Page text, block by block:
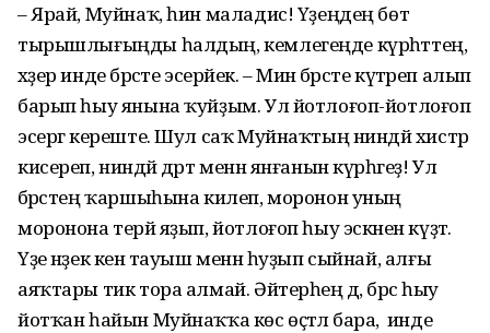
– Ярай, Муйнаҡ, һин маладис! Үҙеңдең бөтә
тырышлығыңды һалдың, кемлегеңде күрһәттең,
хәҙер инде бәрәсте эсерәйек. – Мин бәрәсте күтәреп алып
барып һыу янына ҡуйҙым. Ул йотлоғоп-йотлоғоп
эсергә кереште. Шул саҡ Муйнаҡтың ниндәй хистәр
кисереп, ниндәй дәрт менән янғанын күрһәгеҙ! Ул
бәрәстең ҡаршыһына килеп, моронон уның
моронона терәй яҙып, йотлоғоп һыу эскәнен күҙәтә.
Үҙе нәҙек кенә тауыш менән һуҙып сыйнай, алғы
аяҡтары тик тора алмай. Әйтерһең дә, бәрәс һыу
йотҡан һайын Муйнаҡҡа көс өҫтәлә бара, ә инде